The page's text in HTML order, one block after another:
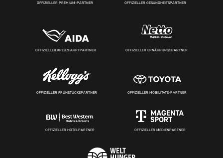
OFFIZIELLER PREMIUM-PARTNER OFFIZIELLER GESUNDHEITSPARTNER
OFFIZIELLER KREUZFAHRTPARTNER OFFIZIELLER ERNÄHRUNGSPARTNER
OFFIZIELLER FRÜHSTÜCKSPARTNER OFFIZIELLER MOBILITÄTS-PARTNER
OFFIZIELLER HOTELPARTNER OFFIZIELLER MEDIENPARTNER